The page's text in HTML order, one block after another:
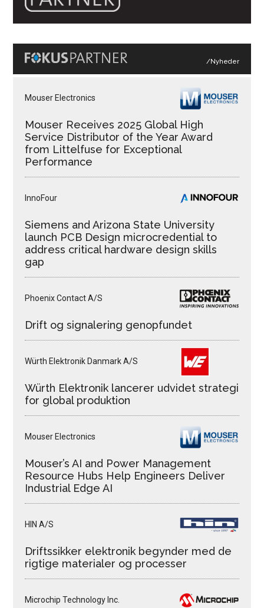
/Nyheder
Mouser Electronics
Mouser Receives 2025 Global High
Service Distributor of the Year Award
from Littelfuse for Exceptional
Performance
InnoFour
Siemens and Arizona State University
launch PCB Design microcredential to
address critical hardware design skills
gap
Phoenix Contact A/S
Drift og signalering genopfundet
Würth Elektronik Danmark A/S
Würth Elektronik lancerer udvidet strategi
for global produktion
Mouser Electronics
Mouser’s AI and Power Management
Resource Hubs Help Engineers Deliver
Industrial Edge AI
HIN A/S
Driftssikker elektronik begynder med de
rigtige materialer og processer
Microchip Technology Inc.